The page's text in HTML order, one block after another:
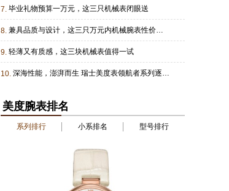
7. 毕业礼物预算一万元，这三只机械表闭眼送
8. 兼具品质与设计，这三只万元内机械腕表性价比拉满！
9. 轻薄又有质感，这三块机械表值得一试
10. 深海性能，澎湃而生 瑞士美度表领航者系列逐浪腕表助你从容每一刻
美度腕表排名
系列排行 小系排名 型号排行